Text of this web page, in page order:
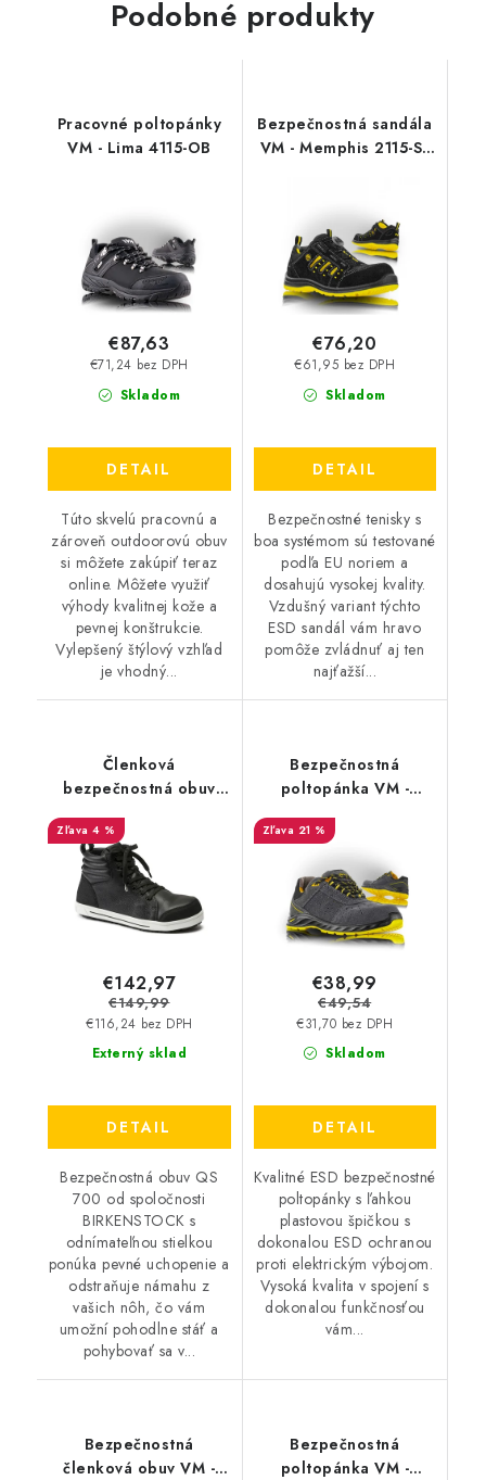
Podobné produkty
Pracovné poltopánky
VM - Lima 4115-OB
Skladom
€71,24 bez DPH
€87,63
DETAIL
Túto skvelú pracovnú a
zároveň outdoorovú obuv
si môžete zakúpiť teraz
online. Môžete využiť
výhody kvalitnej kože a
pevnej konštrukcie.
Vylepšený štýlový vzhľad
je vhodný...
Bezpečnostná sandála
VM - Memphis 2115-S1
Skladom
€61,95 bez DPH
€76,20
DETAIL
Bezpečnostné tenisky s
boa systémom sú testované
podľa EU noriem a
dosahujú vysokej kvality.
Vzdušný variant týchto
ESD sandál vám hravo
pomôže zvládnuť aj ten
najťažší...
Členková
bezpečnostná obuv
Birkenstock QS 700 NL
S3 Black - 36063
4 %
Externý sklad
€116,24 bez DPH
€142,97
€149,99
DETAIL
Bezpečnostná obuv QS
700 od spoločnosti
BIRKENSTOCK s
odnímateľnou stielkou
ponúka pevné uchopenie a
odstraňuje námahu z
vašich nôh, čo vám
umožní pohodlne stáť a
pohybovať sa v...
Bezpečnostná
poltopánka VM -
- Výpredaj
21 %
Skladom
€31,70 bez DPH
€38,99
€49,54
DETAIL
Kvalitné ESD bezpečnostné
poltopánky s ľahkou
plastovou špičkou s
dokonalou ESD ochranou
proti elektrickým výbojom.
Vysoká kvalita v spojení s
dokonalou funkčnosťou
vám...
Bezpečnostná
členková obuv VM -
Bezpečnostná
poltopánka VM -